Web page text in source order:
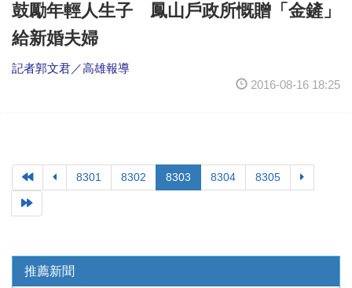
鼓勵年輕人生子 鳳山戶政所慨贈「金鏟」
給新婚夫婦
記者郭文君／高雄報導
2016-08-16 18:25
8301 8302 8303 8304 8305
推薦新聞